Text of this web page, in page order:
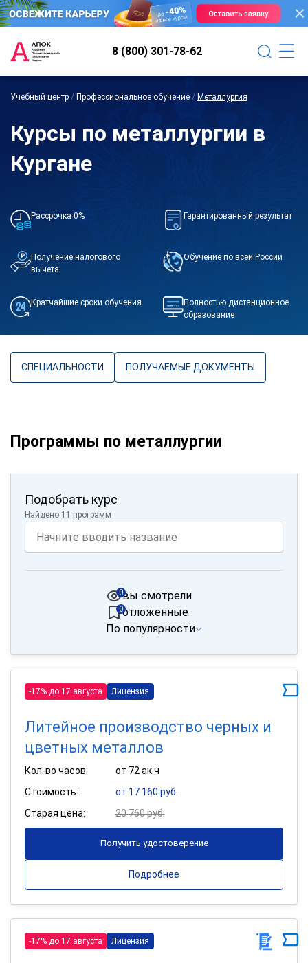
8 (800) 301-78-62
Учебный центр / Профессиональное обучение / Металлургия
Курсы по металлургии в
Кургане
Рассрочка 0% Гарантированный результат
Получение налогового
вычета
Обучение по всей России
Кратчайшие сроки обучения
Полностью дистанционное
образование
СПЕЦИАЛЬНОСТИ ПОЛУЧАЕМЫЕ ДОКУМЕНТЫ
Программы по металлургии
Подобрать курс
Найдено 11 программ
вы смотрели
0
отложенные
0
По популярности
-17% до 17 августа Лицензия
Литейное производство черных и
цветных металлов
Кол-во часов:
от 72 ак.ч
Стоимость:
от 17 160 руб.
Старая цена:
20 760 руб.
Получить удостоверение
Подробнее
-17% до 17 августа Лицензия